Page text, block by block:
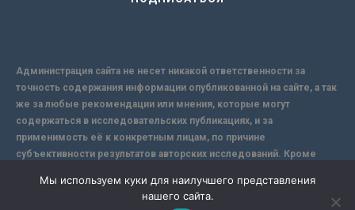
Администрация сайта не несет никакой ответственности за
точность содержания информации опубликованной на сайте, а так
же за любые рекомендации или мнения, которые могут
содержаться в исследовательских публикациях, и за
применимость её к конкретным лицам, по причине
субъективности результатов авторских исследований. Кроме
надежной защиты информации, Сайт не несет ответственности за
Мы используем куки для наилучшего представления
нашего сайта.